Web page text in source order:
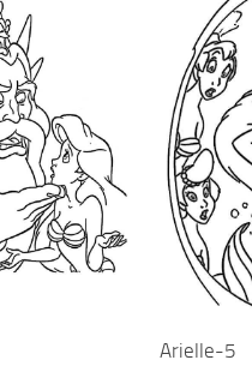
Arielle-5